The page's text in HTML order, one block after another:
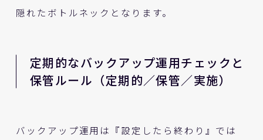
隠れたボトルネックとなります。
定期的なバックアップ運用チェックと
保管ルール（定期的／保管／実施）
バックアップ運用は『設定したら終わり』では